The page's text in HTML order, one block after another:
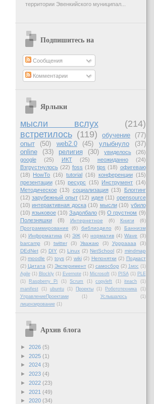
территории Эвенкийского муниципал...
Подпишитесь на
Сообщения
Комментарии
Ярлыки
мысли вслух
(214)
встретилось (119) обучение
(77)
опыт
(50) web2.0 (45) улыбнуло
(37)
online
(33) религия (30) увиделось
(26)
google
(25) ИКТ (25) неожиданно
(24)
Взгрустнулось (22) foss (19) tips (18) офигеваю
(18) HowTo (16) tutorial (16) конференции (15)
презентации (15) ресурс (15) Инструмент (14)
Методическое (13) социализация (13)
Блоггинг
(12) зарубежный опыт (12) идея (11) opensource
(10) интерактивная доска (10) мысли (10) убило
(10) языковое (10) Задолбало (9) О грустном (9)
Полезняшки
(8) Интернетное (6) Книги
(6)
Программирование
(6) библиодело (6)
Баннизм
(4) Информатика (4) ЭЖ (4) норматив (4) Wave (3)
barcamp
(3) twitter (3) Уважаю (3) Уррраааа
(3)
DEdNet (2) DIY (2) Linux (2) NetSchool (2) mindmap
(2) moodle (2) toys (2) wiki (2) Непонятки (2) Подкаст
(2) Цитата (2) Эксперимент (2) самосбор (2) 1мос (1)
Agile (1) Blockly (1) Evernote (1) Microsoft (1) PISA (1) PLE
(1)
Raspberry Pi (1) Scrum (1) copyleft (1) iteach
(1)
manifest
(1) ubuntu (1) Проекты (1) Робототехника
(1)
УправлениеПроектами
(1) Услышалось
(1)
лицензирование (1)
Архив блога
► 2026 (5)
► 2025 (1)
► 2024 (3)
► 2023 (4)
► 2022 (23)
► 2021 (49)
► 2020 (34)